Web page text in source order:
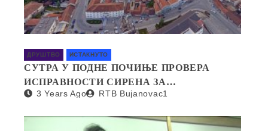
ДРУШТВО ИСТАКНУТО
СУТРА У ПОДНЕ ПОЧИЊЕ ПРОВЕРА
ИСПРАВНОСТИ СИРЕНА ЗА
УЗБУЊИВАЊЕ
3 Years Ago RTB Bujanovac1